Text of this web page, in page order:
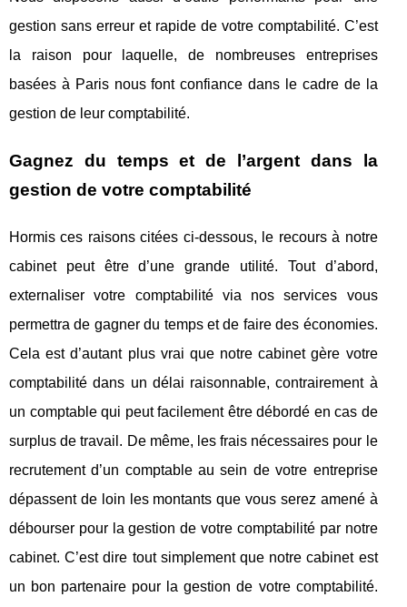
gestion sans erreur et rapide de votre comptabilité. C’est
la raison pour laquelle, de nombreuses entreprises
basées à Paris nous font confiance dans le cadre de la
gestion de leur comptabilité.
Gagnez du temps et de l’argent dans la
gestion de votre comptabilité
Hormis ces raisons citées ci-dessous, le recours à notre
cabinet peut être d’une grande utilité. Tout d’abord,
externaliser votre comptabilité via nos services vous
permettra de gagner du temps et de faire des économies.
Cela est d’autant plus vrai que notre cabinet gère votre
comptabilité dans un délai raisonnable, contrairement à
un comptable qui peut facilement être débordé en cas de
surplus de travail. De même, les frais nécessaires pour le
recrutement d’un comptable au sein de votre entreprise
dépassent de loin les montants que vous serez amené à
débourser pour la gestion de votre comptabilité par notre
cabinet. C’est dire tout simplement que notre cabinet est
un bon partenaire pour la gestion de votre comptabilité.